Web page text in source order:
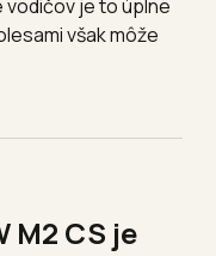
vodičov je to úplne
však môže
M2 CS je